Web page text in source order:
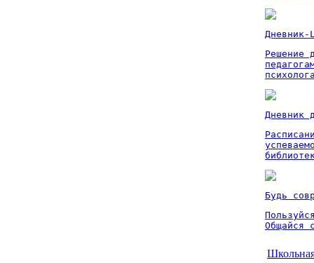
Дневник-
Решение
Дневник
Будь
Общайся